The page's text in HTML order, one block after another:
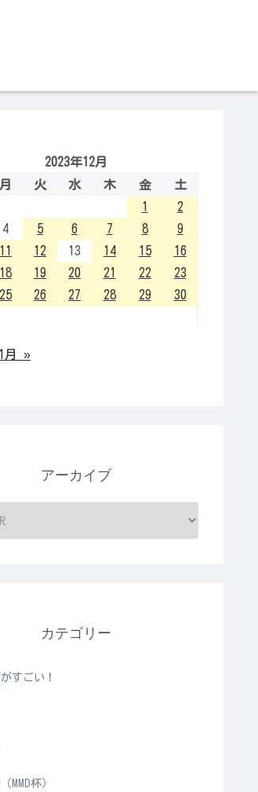
2023年12月
月 火 水 木 金
土
1
2
4 5 6 7 8
9
11 12 13 14 15
16
18 19 20 21 22
23
25 26 27 28 29
30
1月 »
アーカイブ
カテゴリー
すごい！
MMD杯）